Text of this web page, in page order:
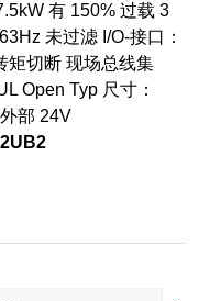
有 150% 过载 3
未过滤 I/O-接口：
矩切断 现场总线集
Open Typ 尺寸：
部 24V